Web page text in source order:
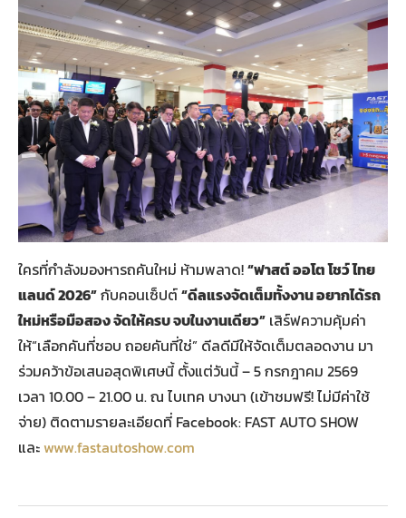
ใครที่กำลังมองหารถคันใหม่ ห้ามพลาด!“ฟาสต์ ออโต โชว์ ไทย
แลนด์2026”กับคอนเซ็ปต์“ดีลแรงจัดเต็มทั้งงาน อยากได้รถ
ใหม่หรือมือสอง จัดให้ครบ จบในงานเดียว” เสิร์ฟความคุ้มค่า
ให้“เลือกคันที่ชอบ ถอยคันที่ใช่” ดีลดีมีให้จัดเต็มตลอดงาน มา
ร่วมคว้าข้อเสนอสุดพิเศษนี้ ตั้งแต่วันนี้ – 5 กรกฎาคม 2569
เวลา 10.00 – 21.00 น. ณ ไบเทค บางนา (เข้าชมฟรี! ไม่มีค่าใช้
จ่าย) ติดตามรายละเอียดที่ Facebook: FAST AUTO SHOW
และwww.fastautoshow.com